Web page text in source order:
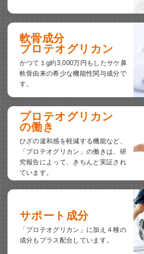
軟骨成分
プロテオグリカン
かつて１g約3,000万円もしたサケ鼻
軟骨由来の希少な機能性関与成分で
す。
プロテオグリカン
の働き
ひざの違和感を軽減する機能など、
「プロテオグリカン」の働きは、 研
究報告によって、きちんと実証され
ています。
サポート成分
「プロテオグリカン」に加え ４種の
成分もプラス配合しています。